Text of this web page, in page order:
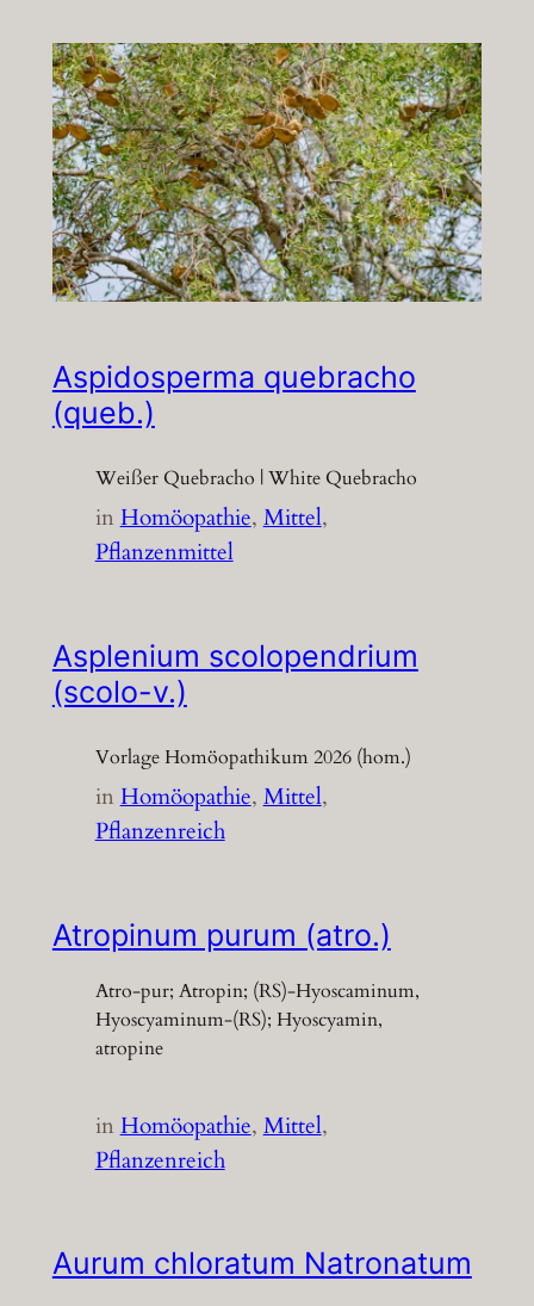
Aspidosperma quebracho
(queb.)
Weißer Quebracho | White Quebracho
inHomöopathie, Mittel
Pflanzenmittel
Asplenium scolopendrium
(scolo-v.)
Vorlage Homöopathikum 2026 (hom.)
inHomöopathie, Mittel
Pflanzenreich
Atropinum purum (atro.)
Atro-pur; Atropin; (RS)-Hyoscaminum,
Hyoscyaminum-(RS); Hyoscyamin,
atropine
inHomöopathie, Mittel
Pflanzenreich
Aurum chloratum Natronatum